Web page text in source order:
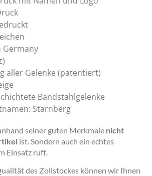
Germany
aller Gelenke (patentiert)
Bandstahlgelenke
Starnberg
seiner guten Merkmale nicht
ist. Sondern auch ein echtes
Einsatz ruft.
des Zollstockes können wir Ihnen